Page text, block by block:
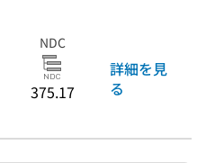
NDC
375.17
詳細を見
る